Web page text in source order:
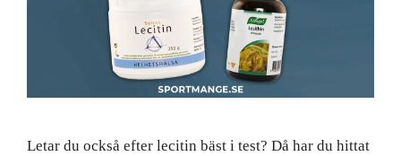
Letar du också efter lecitin bäst i test? Då har du hittat